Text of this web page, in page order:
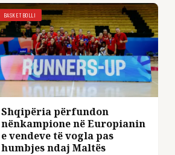
BASKETBOLLI
Shqipëria përfundon
nënkampione në Europianin
e vendeve të vogla pas
humbjes ndaj Maltës